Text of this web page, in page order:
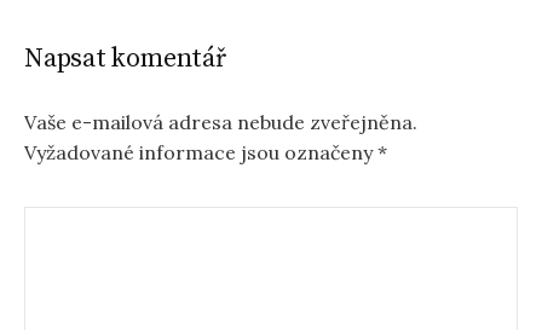
Napsat komentář
Vaše e-mailová adresa nebude zveřejněna.
Vyžadované informace jsou označeny*